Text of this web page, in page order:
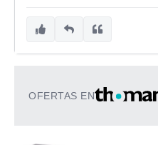
OFERTAS EN